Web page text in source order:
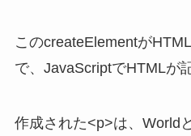
このcreateElementが
で、JavaScriptでHTMLが
作成された<p>は、World